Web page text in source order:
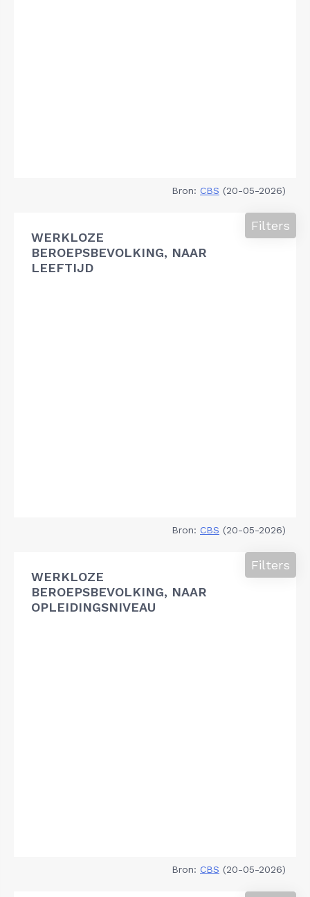
Bron: CBS (20-05-2026)
WERKLOZE
BEROEPSBEVOLKING, NAAR
LEEFTIJD
Filters
Bron: CBS (20-05-2026)
WERKLOZE
BEROEPSBEVOLKING, NAAR
OPLEIDINGSNIVEAU
Filters
Bron: CBS (20-05-2026)